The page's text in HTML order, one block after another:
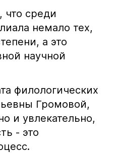
что среди
немало тех,
а это
научной
филологических
Громовой,
и увлекательно,
- это